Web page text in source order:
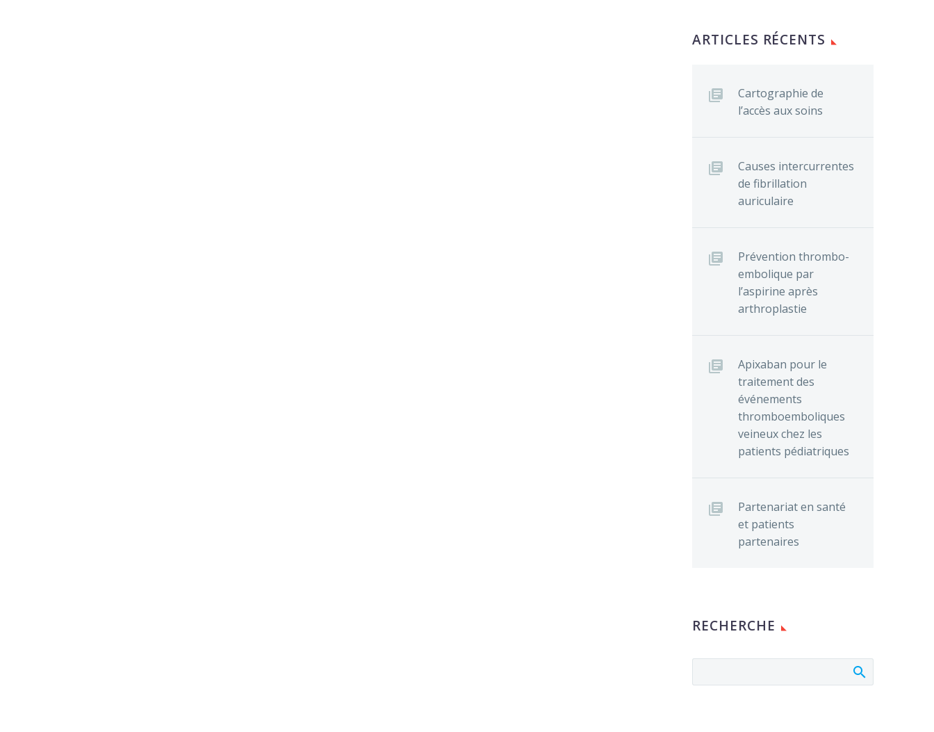
ARTICLES RÉCENTS
Cartographie de
l’accès aux soins
Causes intercurrentes
de fibrillation
auriculaire
Prévention thrombo-
embolique par
l’aspirine après
arthroplastie
Apixaban pour le
traitement des
événements
thromboemboliques
veineux chez les
patients pédiatriques
Partenariat en santé
et patients
partenaires
RECHERCHE